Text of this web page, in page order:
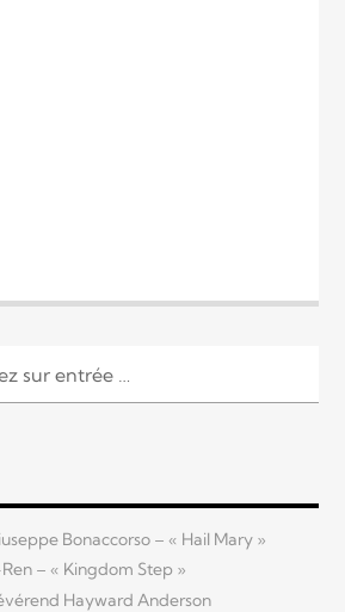
Bonaccorso – « Hail Mary »
– « Kingdom Step »
Hayward Anderson